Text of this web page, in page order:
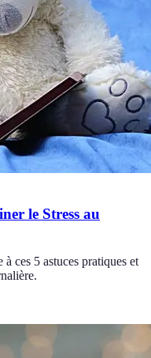
le Stress au
ces 5 astuces pratiques et